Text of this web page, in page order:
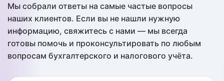
Мы собрали ответы на самые частые вопросы
наших клиентов. Если вы не нашли нужную
информацию, свяжитесь с нами — мы всегда
готовы помочь и проконсультировать по любым
вопросам бухгалтерского и налогового учёта.